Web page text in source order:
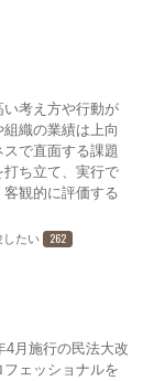
考え方や行動が
織の業績は上向
で直面する課題
ち立て、実行で
観的に評価する
したい 262
4月施行の民法大改
ェッショナルを